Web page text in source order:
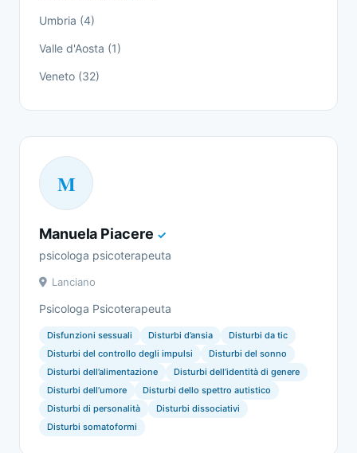
Umbria (4)
Valle d'Aosta (1)
Veneto (32)
M
Manuela Piacere ✓
psicologa psicoterapeuta
Lanciano
Psicologa Psicoterapeuta
Disfunzioni sessuali Disturbi d’ansia
Disturbi da tic
Disturbi del controllo degli impulsi
Disturbi del sonno
Disturbi dell’alimentazione
Disturbi dell’identità di genere
Disturbi dell’umore
Disturbi dello spettro autistico
Disturbi di personalità
Disturbi dissociativi
Disturbi somatoformi